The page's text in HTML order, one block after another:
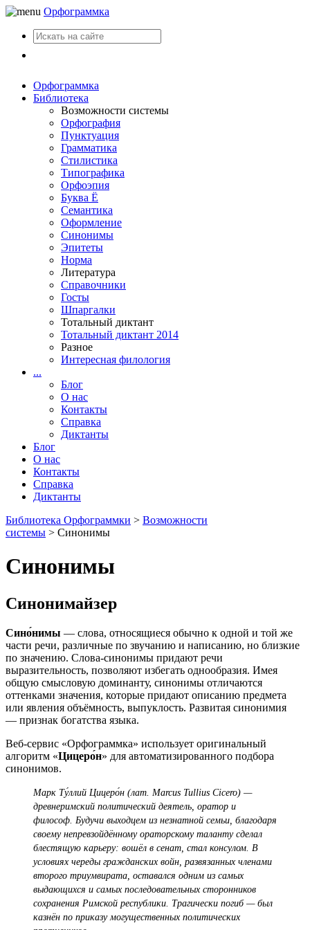
Орфограммка
Орфограммка
Библиотека
Возможности системы
Орфография
Пунктуация
Грамматика
Стилистика
Типографика
Орфоэпия
Буква Ё
Семантика
Оформление
Синонимы
Эпитеты
Норма
Литература
Справочники
Госты
Шпаргалки
Тотальный диктант
Тотальный диктант 2014
Разное
Интересная филология
...
Блог
О нас
Контакты
Справка
Диктанты
Блог
О нас
Контакты
Справка
Диктанты
Библиотека Орфограммки > Возможности
системы > Синонимы
Синонимы
Синонимайзер
Сино́нимы — слова, относящиеся обычно к одной и той же
части речи, различные по звучанию и написанию, но близкие
по значению. Слова-синонимы придают речи
выразительность, позволяют избегать однообразия. Имея
общую смысловую доминанту, синонимы отличаются
оттенками значения, которые придают описанию предмета
или явления объёмность, выпуклость. Развитая синонимия
— признак богатства языка.
Веб-сервис «Орфограммка» использует оригинальный
алгоритм «Цицеро́н» для автоматизированного подбора
синонимов.
Марк Ту́ллий Цицеро́н (лат. Marcus Tullius Cicero) —
древнеримский политический деятель, оратор и
философ. Будучи выходцем из незнатной семьи, благодаря
своему непревзойдённому ораторскому таланту сделал
блестящую карьеру: вошёл в сенат, стал консулом. В
условиях череды гражданских войн, развязанных членами
второго триумвирата, оставался одним из самых
выдающихся и самых последовательных сторонников
сохранения Римской республики. Трагически погиб — был
казнён по приказу могущественных политических